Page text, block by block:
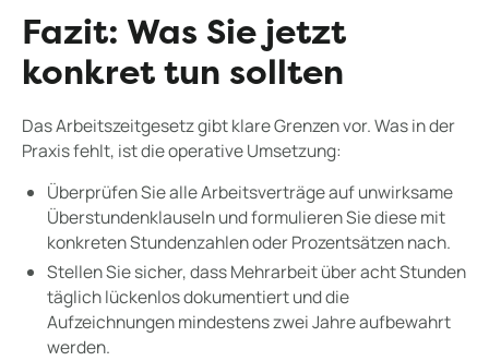
Fazit: Was Sie jetzt
konkret tun sollten
Das Arbeitszeitgesetz gibt klare Grenzen vor. Was in der
Praxis fehlt, ist die operative Umsetzung:
Überprüfen Sie alle Arbeitsverträge auf unwirksame
Überstundenklauseln und formulieren Sie diese mit
konkreten Stundenzahlen oder Prozentsätzen nach.
Stellen Sie sicher, dass Mehrarbeit über acht Stunden
täglich lückenlos dokumentiert und die
Aufzeichnungen mindestens zwei Jahre aufbewahrt
werden.